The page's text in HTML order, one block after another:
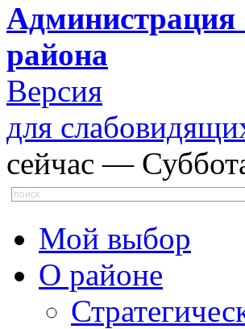
Администрация
района
Версия
для
сейчас —
Мой выбор
О районе